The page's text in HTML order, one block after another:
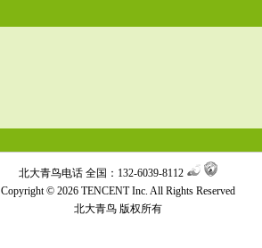
北大青鸟电话 全国：132-6039-8112
Copyright © 2026 TENCENT Inc. All Rights Reserved
北大青鸟版权所有